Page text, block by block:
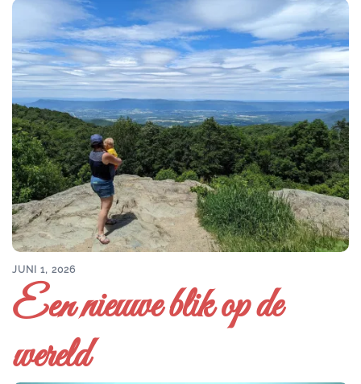
JUNI 1, 2026
Een nieuwe blik op de
wereld